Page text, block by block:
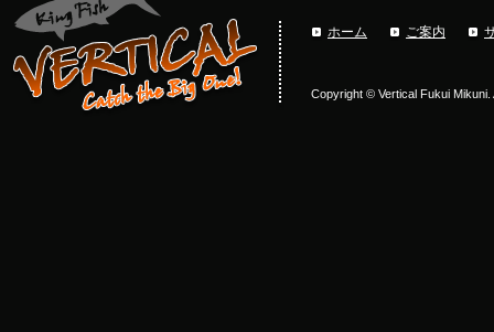
ホーム ご案内
Copyright © Vertical Fukui